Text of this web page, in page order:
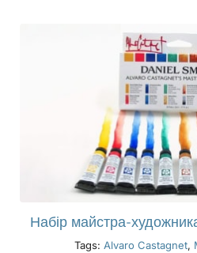
Набір майстра-
Tags: Alvaro Castagnet,